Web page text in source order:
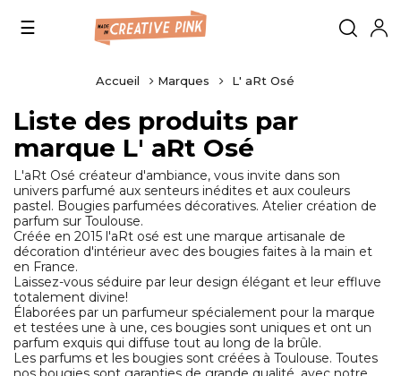
Basculer
☰
Accueil Marques L' aRt Osé
Liste des produits par
marque L' aRt Osé
L'aRt Osé créateur d'ambiance, vous invite dans son
univers parfumé aux senteurs inédites et aux couleurs
pastel. Bougies parfumées décoratives. Atelier création de
parfum sur Toulouse.
Créée en 2015 l'aRt osé est une marque artisanale de
décoration d'intérieur avec des bougies faites à la main et
en France.
Laissez-vous séduire par leur design élégant et leur effluve
totalement divine!
Élaborées par un parfumeur spécialement pour la marque
et testées une à une, ces bougies sont uniques et ont un
parfum exquis qui diffuse tout au long de la brûle.
Les parfums et les bougies sont créées à Toulouse. Toutes